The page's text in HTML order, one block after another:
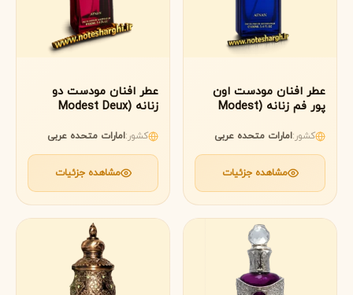
عطر افنان مودست اون
پور فم زنانه (Modest
کشور:امارات متحده عربی
مشاهده جزئیات
عطر افنان مودست دو
زنانه (Modest Deux
کشور:امارات متحده عربی
مشاهده جزئیات